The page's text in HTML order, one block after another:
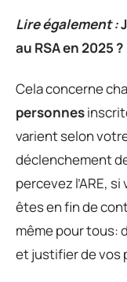
Lire également :
au RSA en 2025 ?
Cela concerne
personnes
varient selon
déclenchement
percevez l’ARE,
êtes en fin de
même pour tous:
et justifier de vos